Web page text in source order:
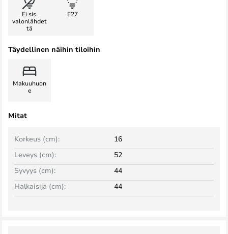
Ei sis.
valonlähdet
tä
E27
Täydellinen näihin tiloihin
Makuuhuon
e
Mitat
Leveys (cm): 52
Korkeus (cm): 16
Syvyys (cm):
44
Halkaisija (cm):
44